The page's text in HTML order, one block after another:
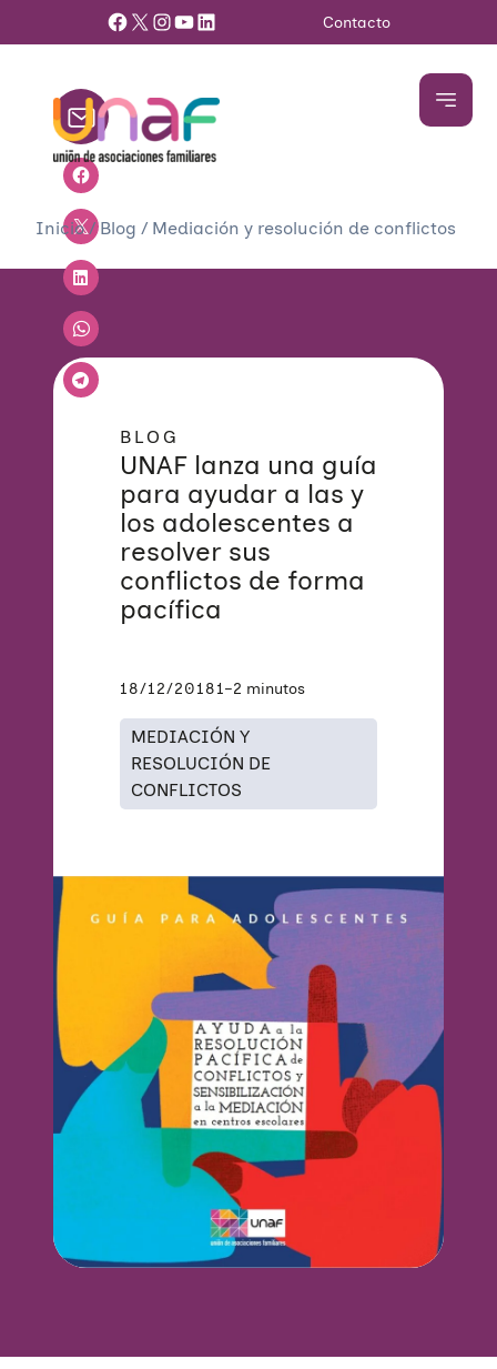
Facebook X InstagramYouTube LinkedIn Contacto
Inicio/Blog / Mediación y resolución de conflictos
BLOG
UNAF lanza una guía
para ayudar a las y
los adolescentes a
resolver sus
conflictos de forma
pacífica
18/12/20181–2 minutos
MEDIACIÓN Y
RESOLUCIÓN DE
CONFLICTOS